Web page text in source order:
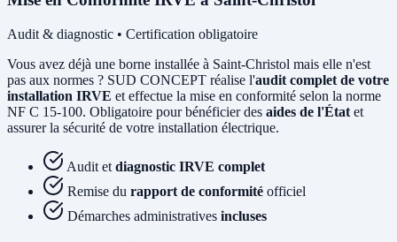
Audit & diagnostic • Certification obligatoire
Vous avez déjà une borne installée à Saint-Christol mais elle n'est
pas aux normes ? SUD CONCEPT réalise l'audit complet de votre
installation IRVE et effectue la mise en conformité selon la norme
NF C 15-100. Obligatoire pour bénéficier des aides de l'État et
assurer la sécurité de votre installation électrique.
Audit et diagnostic IRVE complet
Remise du rapport de conformité officiel
Démarches administratives incluses